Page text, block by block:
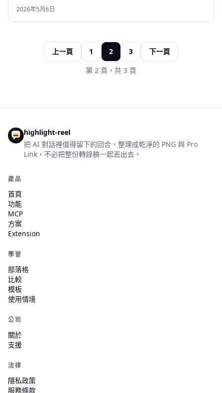
2026年5月6日
上一頁 1 2 3
下一頁
第 2 頁，共 3 頁
highlight-reel
把 AI 對話裡值得留下的回合，整理成乾淨的 PNG 與 Pro
Link，不必把整份轉錄稿一起丟出去。
產品
首頁
功能
MCP
方案
Extension
學習
部落格
比較
模板
使用情境
公司
關於
支援
法律
隱私政策
服務條款